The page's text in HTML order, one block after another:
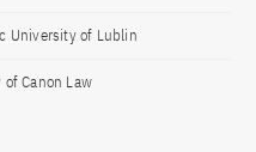
University of Lublin
of Canon Law